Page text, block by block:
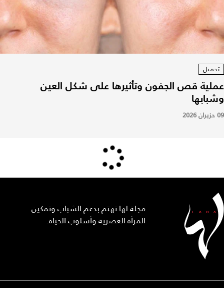
تجميل
عملية قص الجفون وتأثيرها على شكل العين
وشبابها
09 حزيران 2026
مجلة لها تهتم بدعم الشباب وتمكين
المرأة العصرية وأسلوب الحياة.